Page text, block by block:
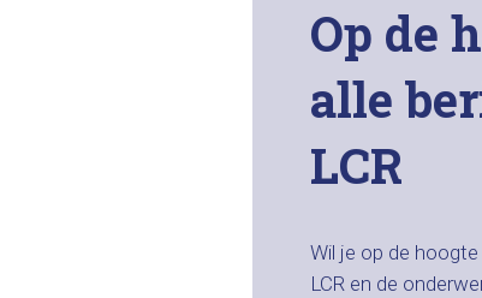
Op de
alle
LCR
Wil je op de
LCR en de